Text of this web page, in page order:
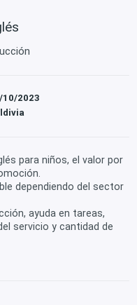
10/2023
para niños, el valor por
dependiendo del sector
ayuda en tareas,
servicio y cantidad de